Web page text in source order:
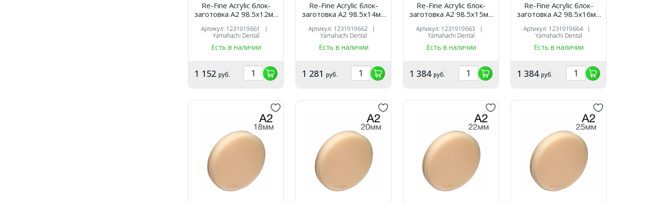
Re-Fine Acrylic блок-
заготовка A2 98.5х12мм
Артикул: 1231919661 |
Yamahachi Dental
Есть в наличии
1 152 руб.
Re-Fine Acrylic блок-
заготовка A2 98.5х14мм
Артикул: 1231919662 |
Yamahachi Dental
Есть в наличии
1 281 руб.
Re-Fine Acrylic блок-
заготовка A2 98.5х15мм
Артикул: 1231919663 |
Yamahachi Dental
Есть в наличии
1 384 руб.
Re-Fine Acrylic блок-
заготовка A2 98.5х16мм
Артикул: 1231919664 |
Yamahachi Dental
Есть в наличии
1 384 руб.